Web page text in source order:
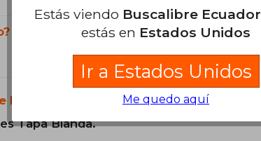
libro?
Tapa Blanda.
Estás viendo Buscalibre Ecuador
estás en Estados Unidos
Ir a Estados Unidos
Me quedo aquí